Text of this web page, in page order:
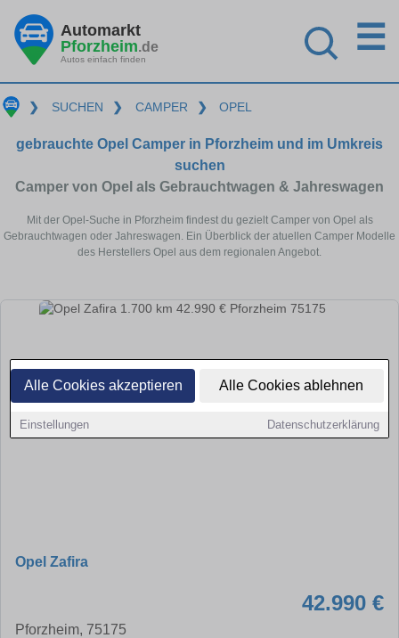
Alle Cookies akzeptieren Alle Cookies ablehnen
Einstellungen Datenschutzerklärung
Automarkt
Pforzheim.de
Autos einfach finden
☰
❯ SUCHEN ❯ CAMPER ❯ OPEL
gebrauchte Opel Camper in Pforzheim und im Umkreis
suchen
Camper von Opel als Gebrauchtwagen & Jahreswagen
Mit der Opel-Suche in Pforzheim findest du gezielt Camper von Opel als
Gebrauchtwagen oder Jahreswagen. Ein Überblick der atuellen Camper Modelle
des Herstellers Opel aus dem regionalen Angebot.
Opel Zafira
42.990 €
Pforzheim, 75175